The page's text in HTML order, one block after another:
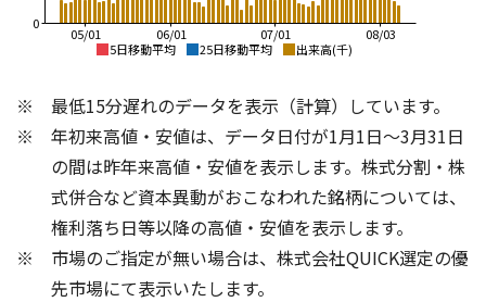
5日移動平均 25日移動平均 出来高(千)
08/03
07/01
06/01
05/01
0
120,000
130,000
140,000
145,000
150,000
8
120,000
140,000
150,000
160,000
8
最低15分遅れのデータを表示（計算）しています。
年初来高値・安値は、データ日付が1月1日～3月31日
の間は昨年来高値・安値を表示します。株式分割・株
式併合など資本異動がおこなわれた銘柄については、
権利落ち日等以降の高値・安値を表示します。
市場のご指定が無い場合は、株式会社QUICK選定の優
先市場にて表示いたします。